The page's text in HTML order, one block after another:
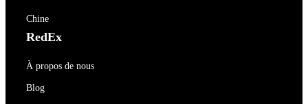
Chine
RedEx
À propos de nous
Blog